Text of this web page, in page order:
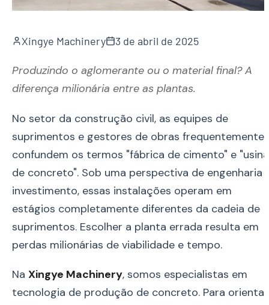
Xingye Machinery 3 de abril de 2025
Produzindo o aglomerante ou o material final? A
diferença milionária entre as plantas.
No setor da construção civil, as equipes de
suprimentos e gestores de obras frequentemente
confundem os termos "fábrica de cimento" e "usina
de concreto". Sob uma perspectiva de engenharia
investimento, essas instalações operam em
estágios completamente diferentes da cadeia de
suprimentos. Escolher a planta errada resulta em
perdas milionárias de viabilidade e tempo.
Na Xingye Machinery, somos especialistas em
tecnologia de produção de concreto. Para orientar